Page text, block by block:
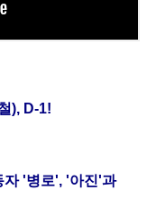
), D-1!
자 '병로', '아진'과